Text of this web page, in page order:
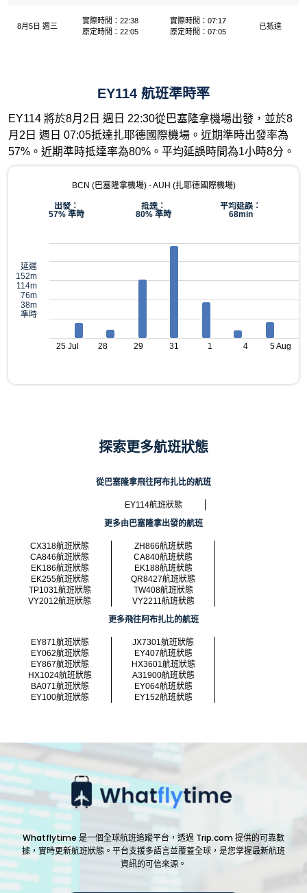
8月5日 週三
實際時間：22:38
原定時間：22:05
實際時間：07:17
原定時間：07:05
已抵達
EY114 航班準時率
EY114 將於8月2日 週日 22:30從巴塞隆拿機場出發，並於8
月2日 週日 07:05抵達扎耶德國際機場。近期準時出發率為
57%。近期準時抵達率為80%。平均延誤時間為1小時8分。
BCN (巴塞隆拿機場) - AUH (扎耶德國際機場)
出發：
57% 準時
抵達：
80% 準時
平均延誤：
68min
延遲
152m
114m
76m
38m
準時
25 Jul 28 29 31 1 4 5 Aug
探索更多航班狀態
從巴塞隆拿飛往阿布扎比的航班
EY114航班狀態
更多由巴塞隆拿出發的航班
CX318航班狀態
ZH866航班狀態
CA846航班狀態
CA840航班狀態
EK186航班狀態
EK188航班狀態
EK255航班狀態
QR8427航班狀態
TP1031航班狀態
TW408航班狀態
VY2012航班狀態
VY2211航班狀態
更多飛往阿布扎比的航班
EY871航班狀態
JX7301航班狀態
EY062航班狀態
EY407航班狀態
EY867航班狀態
HX3601航班狀態
HX1024航班狀態
A31900航班狀態
BA071航班狀態
EY064航班狀態
EY100航班狀態
EY152航班狀態
Whatflytime 是一個全球航班追蹤平台，透過 Trip.com 提供的可靠數
據，實時更新航班狀態。平台支援多語言並覆蓋全球，是您掌握最新航班
資訊的可信來源。